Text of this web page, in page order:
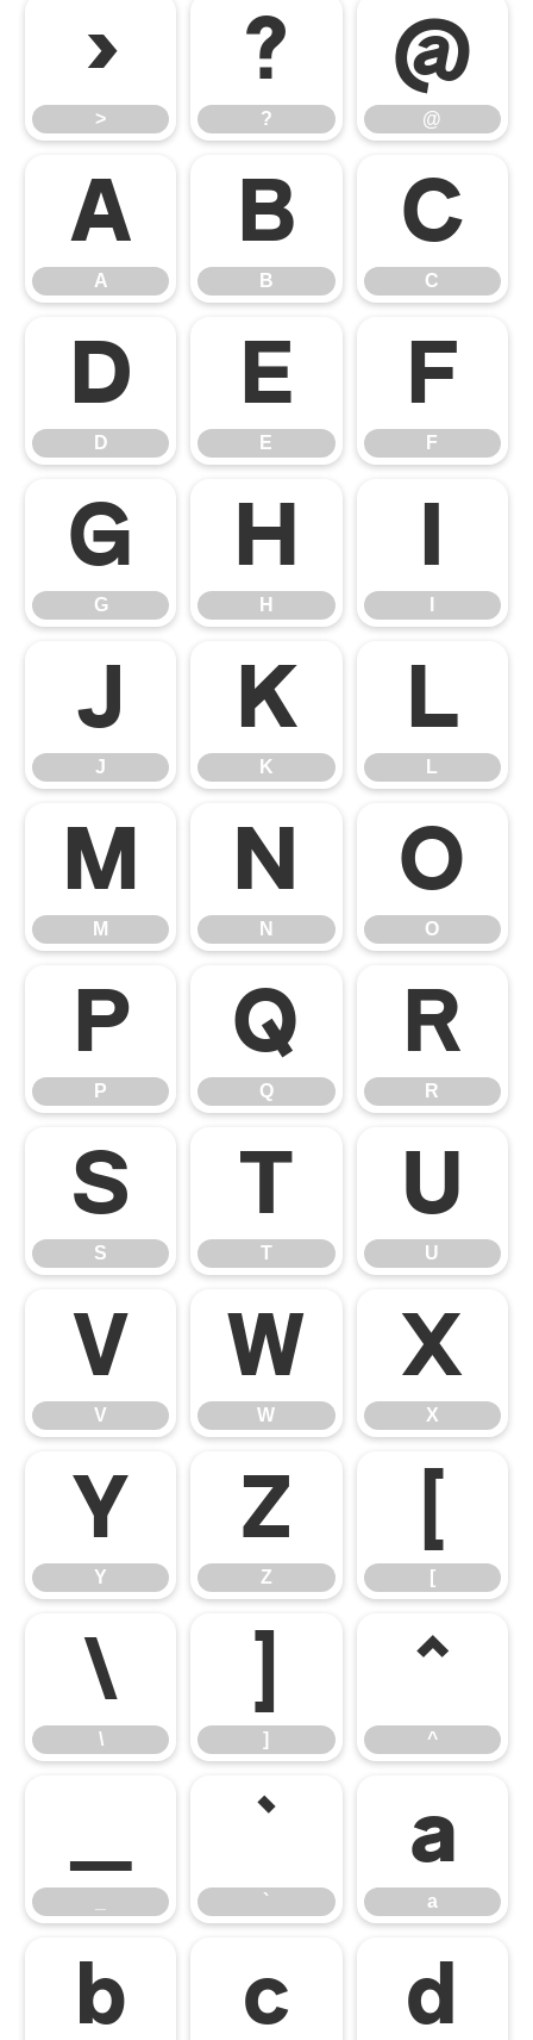
>
>
?
?
@
@
A
A
B
B
C
C
D
D
E
E
F
F
G
G
H
H
I
J
J
K
K
L
L
M
M
N
N
O
O
P
P
Q
Q
R
R
S
S
T
T
U
U
V
V
W
W
X
X
Y
Y
Z
Z
[
[
\
\
]
]
^
^
_ `
`
a
a
b c d